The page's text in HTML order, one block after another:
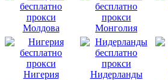
Молдова Монголия
Нигерия Нидерланды